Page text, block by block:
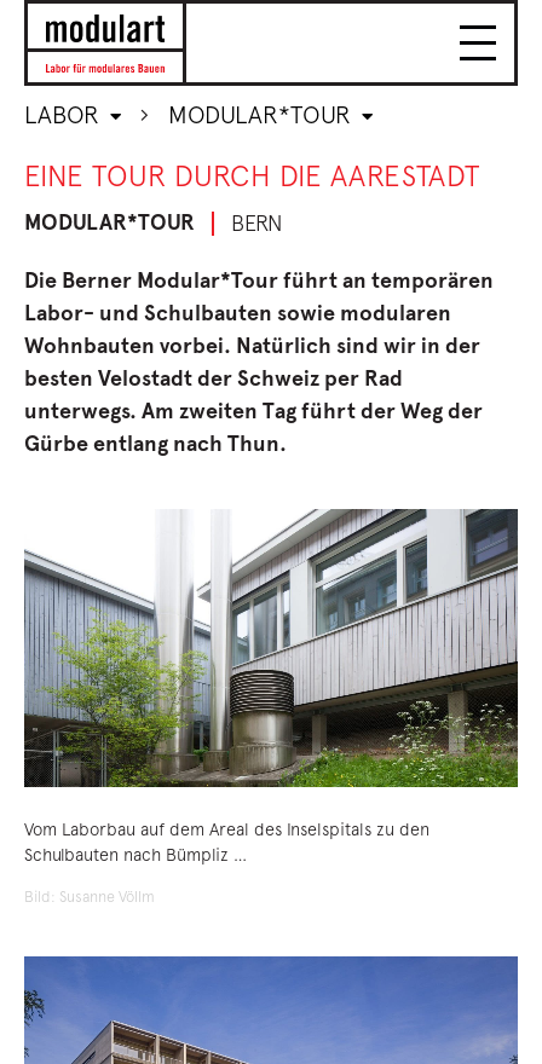
LABOR MODULAR*TOUR
EINE TOUR DURCH DIE AARESTADT
MODULAR*TOUR BERN
Die Berner Modular*Tour führt an temporären
Labor- und Schulbauten sowie modularen
Wohnbauten vorbei. Natürlich sind wir in der
besten Velostadt der Schweiz per Rad
unterwegs. Am zweiten Tag führt der Weg der
Gürbe entlang nach Thun.
Vom Laborbau auf dem Areal des Inselspitals zu den
Schulbauten nach Bümpliz …
Bild: Susanne Völlm